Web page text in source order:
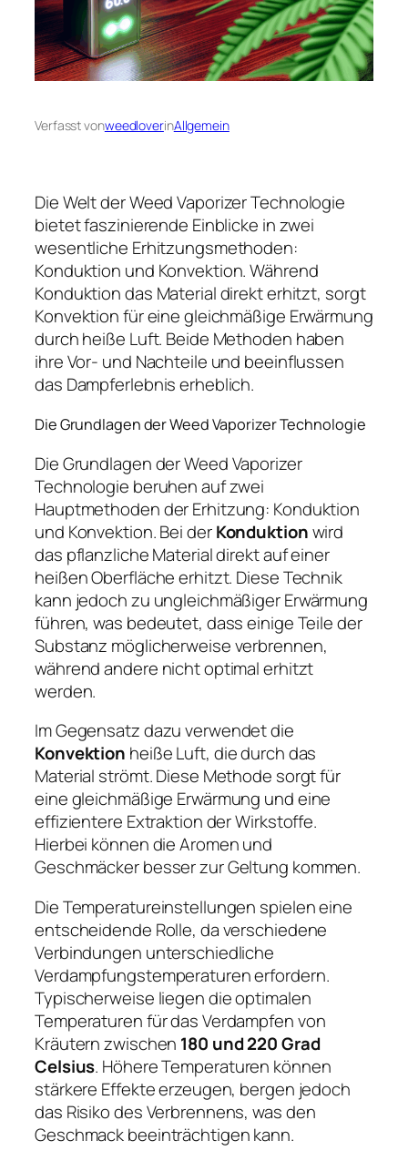
Verfasst vonweedloverinAllgemein
Die Welt der Weed Vaporizer Technologie
bietet faszinierende Einblicke in zwei
wesentliche Erhitzungsmethoden:
Konduktion und Konvektion. Während
Konduktion das Material direkt erhitzt, sorgt
Konvektion für eine gleichmäßige Erwärmung
durch heiße Luft. Beide Methoden haben
ihre Vor- und Nachteile und beeinflussen
das Dampferlebnis erheblich.
Die Grundlagen der Weed Vaporizer Technologie
Die Grundlagen der Weed Vaporizer
Technologie beruhen auf zwei
Hauptmethoden der Erhitzung: Konduktion
und Konvektion. Bei derKonduktionwird
das pflanzliche Material direkt auf einer
heißen Oberfläche erhitzt. Diese Technik
kann jedoch zu ungleichmäßiger Erwärmung
führen, was bedeutet, dass einige Teile der
Substanz möglicherweise verbrennen,
während andere nicht optimal erhitzt
werden.
Im Gegensatz dazu verwendet die
Konvektion heiße Luft, die durch das
Material strömt. Diese Methode sorgt für
eine gleichmäßige Erwärmung und eine
effizientere Extraktion der Wirkstoffe.
Hierbei können die Aromen und
Geschmäcker besser zur Geltung kommen.
Die Temperatureinstellungen spielen eine
entscheidende Rolle, da verschiedene
Verbindungen unterschiedliche
Verdampfungstemperaturen erfordern.
Typischerweise liegen die optimalen
Temperaturen für das Verdampfen von
Kräutern zwischen 180 und 220 Grad
Celsius. Höhere Temperaturen können
stärkere Effekte erzeugen, bergen jedoch
das Risiko des Verbrennens, was den
Geschmack beeinträchtigen kann.